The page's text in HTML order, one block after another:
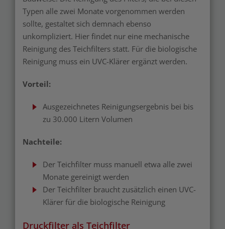
Typen alle zwei Monate vorgenommen werden
sollte, gestaltet sich demnach ebenso
unkompliziert. Hier findet nur eine mechanische
Reinigung des Teichfilters statt. Für die biologische
Reinigung muss ein UVC-Klärer ergänzt werden.
Vorteil:
Ausgezeichnetes Reinigungsergebnis bei bis
zu 30.000 Litern Volumen
Nachteile:
Der Teichfilter muss manuell etwa alle zwei
Monate gereinigt werden
Der Teichfilter braucht zusätzlich einen UVC-
Klärer für die biologische Reinigung
Druckfilter als Teichfilter